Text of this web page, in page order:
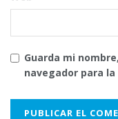
Guarda mi
navegador para